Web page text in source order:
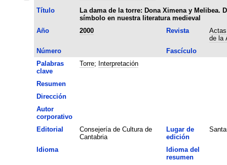
Título
La dama de la torre: Dona Ximena y Melibea.
símbolo en nuestra literatura medieval
Año
2000 Revista
de la
Número
Fascículo
Palabras
clave
Torre; Interpretación
Resumen
Dirección
Autor
corporativo
Editorial
Consejería de Cultura de
Cantabria
Lugar de
edición
Idioma
Idioma del
resumen